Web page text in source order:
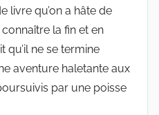
livre qu’on a hâte de
la fin et en
qu’il ne se termine
aventure haletante aux
par une poisse